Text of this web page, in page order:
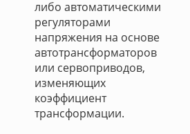
либо автоматическими
регуляторами
напряжения на основе
автотрансформаторов
или сервоприводов,
изменяющих
коэффициент
трансформации.